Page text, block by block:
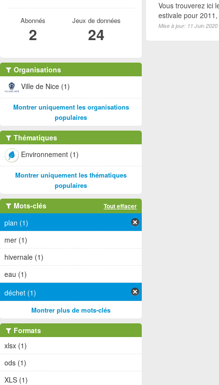
Vous trouverez ici
estivale pour
Mise à jour: 11 Juin 2020
Abonnés
2
Jeux de données
24
Organisations
Ville de Nice (1)
Montrer uniquement les organisations
populaires
Thématiques
Environnement (1)
Montrer uniquement les thématiques
populaires
Mots-clés Tout effacer
plan (1)
mer (1)
hivernale (1)
eau (1)
déchet (1)
Montrer plus de mots-clés
Formats
xlsx (1)
ods (1)
XLS (1)